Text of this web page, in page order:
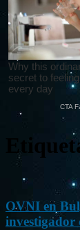
OVNI en
investigador